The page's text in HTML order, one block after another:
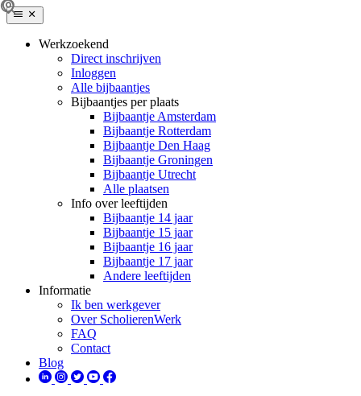
Werkzoekend
Direct inschrijven
Inloggen
Alle bijbaantjes
Bijbaantjes per plaats
Bijbaantje Amsterdam
Bijbaantje Rotterdam
Bijbaantje Den Haag
Bijbaantje Groningen
Bijbaantje Utrecht
Alle plaatsen
Info over leeftijden
Bijbaantje 14 jaar
Bijbaantje 15 jaar
Bijbaantje 16 jaar
Bijbaantje 17 jaar
Andere leeftijden
Informatie
Ik ben werkgever
Over ScholierenWerk
FAQ
Contact
Blog